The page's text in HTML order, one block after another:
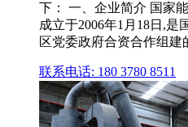
下： 一、企业简介 国家
成立于2006年1月18日,
区党委政府合资合作组建
联系电话: 180 3780 8511